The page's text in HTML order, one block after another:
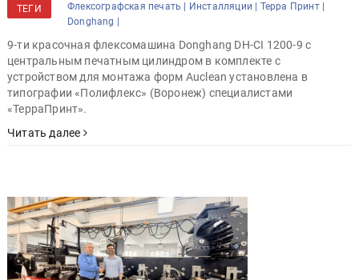
ТЕГИ Флексографская печать | Инсталляции |
Терра Принт |
Donghang |
9-ти красочная флексомашина Donghang DH-CI 1200-9 с
центральным печатным цилиндром в комплекте с
устройством для монтажа форм Auclean установлена в
типографии «Полифлекс» (Воронеж) специалистами
«ТерраПринт».
Читать далее